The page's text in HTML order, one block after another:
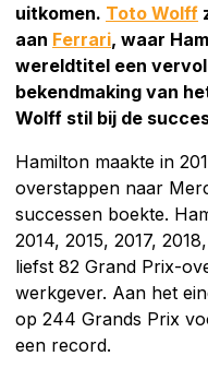
uitkomen. Toto Wolff
aan Ferrari, waar
wereldtitel een
bekendmaking van
Wolff stil bij de
Hamilton maakte in
overstappen naar
successen boekte.
2014, 2015, 2017,
liefst 82 Grand Prix-
werkgever. Aan het
op 244 Grands Prix
een record.